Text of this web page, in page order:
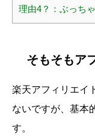
理由4？：ぶっち
そもそもア
楽天アフィリエイ
ないですが、基本
す。